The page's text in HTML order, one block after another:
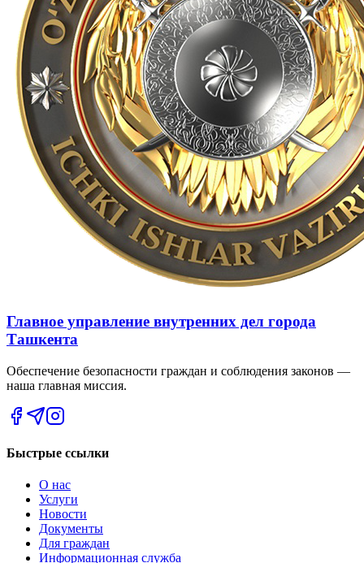
Главное управление внутренних дел города
Ташкента
Обеспечение безопасности граждан и соблюдения законов —
наша главная миссия.
Быстрые ссылки
О нас
Услуги
Новости
Документы
Для граждан
Информационная служба